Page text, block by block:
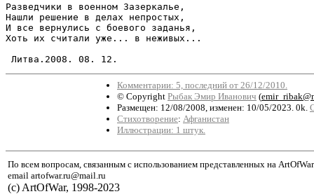
Разведчики в военном Зазеркалье,
Нашли решение в делах непростых,
И все вернулись с боевого заданья,
Хоть их считали уже... в неживых...
Литва.2008. 08. 12.
Комментарии: 5, последний от 26/12/2010.
© Copyright Рыбак Эмир Иванович (
Размещен: 12/08/2008, изменен: 10/05/2023. 0k.
Стихотворение: Афганистан
Иллюстрации: 1 штук.
По всем вопросам, связанным с использованием представленных на
email artofwar.ru@mail.ru
(с) ArtOfWar, 1998-2023